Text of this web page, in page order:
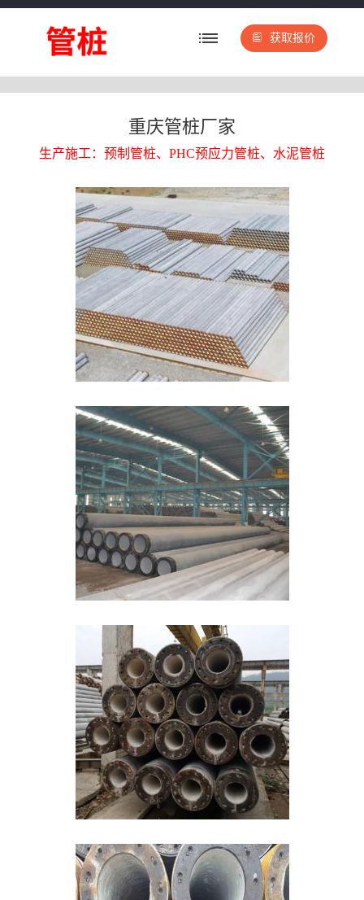
获取报价
重庆管桩厂家
生产施工：预制管桩、PHC预应力管桩、水泥管桩